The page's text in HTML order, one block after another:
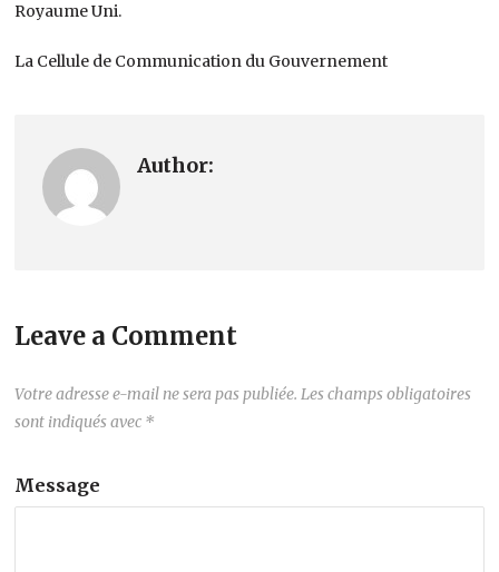
Royaume Uni.
La Cellule de Communication du Gouvernement
Author:
Leave a Comment
Votre adresse e-mail ne sera pas publiée. Les champs obligatoires
sont indiqués avec *
Message